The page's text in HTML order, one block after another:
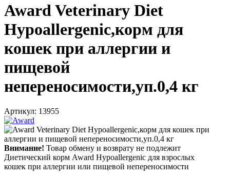
Award Veterinary Diet
Hypoallergenic,корм для
кошек при аллергии и
пищевой
непереносимости,уп.0,4 кг
Артикул: 13955
Внимание! Товар обмену и возврату не подлежит
Диетический корм Award Hypoallergenic для взрослых
кошек при аллергии или пищевой непереносимости